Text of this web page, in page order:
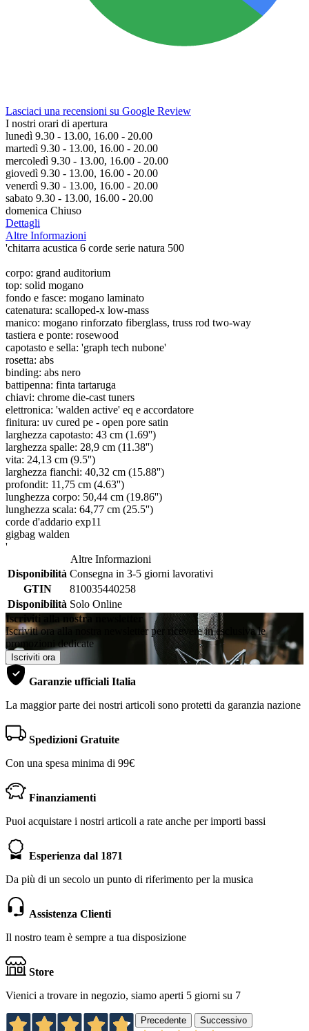
Lasciaci una recensioni su Google Review
I nostri orari di apertura
lunedì 9.30 - 13.00, 16.00 - 20.00
martedì 9.30 - 13.00, 16.00 - 20.00
mercoledì 9.30 - 13.00, 16.00 - 20.00
giovedì 9.30 - 13.00, 16.00 - 20.00
venerdì 9.30 - 13.00, 16.00 - 20.00
sabato 9.30 - 13.00, 16.00 - 20.00
domenica Chiuso
Dettagli
Altre Informazioni
'chitarra acustica 6 corde serie natura 500
corpo: grand auditorium
top: solid mogano
fondo e fasce: mogano laminato
catenatura: scalloped-x low-mass
manico: mogano rinforzato fiberglass, truss rod two-way
tastiera e ponte: rosewood
capotasto e sella: 'graph tech nubone'
rosetta: abs
binding: abs nero
battipenna: finta tartaruga
chiavi: chrome die-cast tuners
elettronica: 'walden active' eq e accordatore
finitura: uv cured pe - open pore satin
larghezza capotasto: 43 cm (1.69'')
larghezza spalle: 28,9 cm (11.38'')
vita: 24,13 cm (9.5'')
larghezza fianchi: 40,32 cm (15.88'')
profondit: 11,75 cm (4.63'')
lunghezza corpo: 50,44 cm (19.86'')
lunghezza scala: 64,77 cm (25.5'')
corde d'addario exp11
gigbag walden
'
Altre Informazioni
Disponibilità Consegna in 3-5 giorni lavorativi
GTIN
810035440258
Disponibilità Solo Online
Iscriviti alla nostra newsletter
Iscriviti ora alla nostra newsletter per ricevere in esclusiva le
promozioni dedicate
Iscriviti ora
Garanzie ufficiali Italia
La maggior parte dei nostri articoli sono protetti da garanzia nazione
Spedizioni Gratuite
Con una spesa minima di 99€
Finanziamenti
Puoi acquistare i nostri articoli a rate anche per importi bassi
Esperienza dal 1871
Da più di un secolo un punto di riferimento per la musica
Assistenza Clienti
Il nostro team è sempre a tua disposizione
Store
Vienici a trovare in negozio, siamo aperti 5 giorni su 7
Precedente Successivo